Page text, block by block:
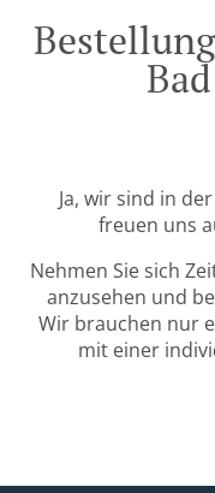
Ja, wir sind in
freuen uns
Nehmen Sie sich
anzusehen und
Wir brauchen nur
mit einer